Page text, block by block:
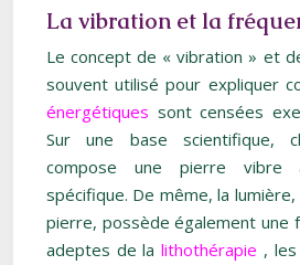
La vibration et la
Le concept de « vibration » et
souvent utilisé pour expliquer
énergétiques sont censées
Sur une base scientifique,
compose une pierre vibre
spécifique. De même, la
pierre, possède également une
adeptes de lalithothérapie ,